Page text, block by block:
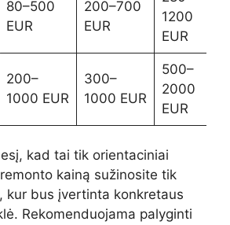
80–500
EUR
200–700
EUR
1200
EUR
200–
1000 EUR
300–
1000 EUR
500–
2000
EUR
kad tai tik orientaciniai
kainą sužinosite tik
kur bus įvertinta konkretaus
Rekomenduojama palyginti